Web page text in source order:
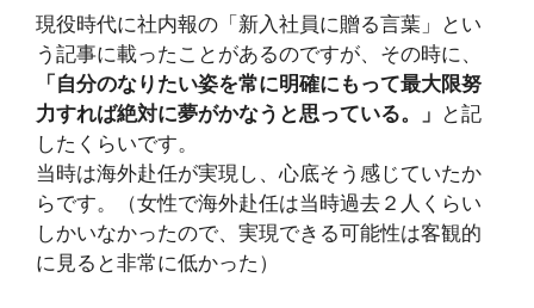
現役時代に社内報の「新入社員に贈る言葉」とい
う記事に載ったことがあるのですが、その時に、
「自分のなりたい姿を常に明確にもって最大限努
力すれば絶対に夢がかなうと思っている。」 と記
したくらいです。
当時は海外赴任が実現し、心底そう感じていたか
らです。（女性で海外赴任は当時過去２人くらい
しかいなかったので、実現できる可能性は客観的
に見ると非常に低かった）